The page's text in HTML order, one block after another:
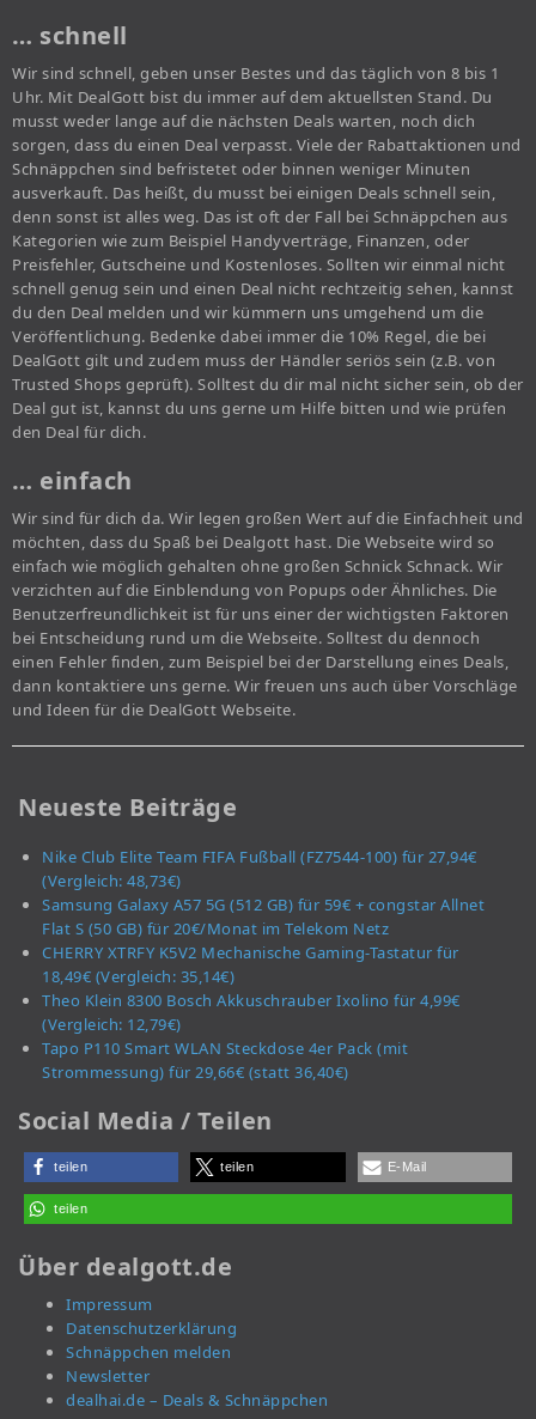
… schnell
Wir sind schnell, geben unser Bestes und das täglich von 8 bis 1
Uhr. Mit DealGott bist du immer auf dem aktuellsten Stand. Du
musst weder lange auf die nächsten Deals warten, noch dich
sorgen, dass du einen Deal verpasst. Viele der Rabattaktionen und
Schnäppchen sind befristetet oder binnen weniger Minuten
ausverkauft. Das heißt, du musst bei einigen Deals schnell sein,
denn sonst ist alles weg. Das ist oft der Fall bei Schnäppchen aus
Kategorien wie zum Beispiel Handyverträge, Finanzen, oder
Preisfehler, Gutscheine und Kostenloses. Sollten wir einmal nicht
schnell genug sein und einen Deal nicht rechtzeitig sehen, kannst
du den Deal melden und wir kümmern uns umgehend um die
Veröffentlichung. Bedenke dabei immer die 10% Regel, die bei
DealGott gilt und zudem muss der Händler seriös sein (z.B. von
Trusted Shops geprüft). Solltest du dir mal nicht sicher sein, ob der
Deal gut ist, kannst du uns gerne um Hilfe bitten und wie prüfen
den Deal für dich.
… einfach
Wir sind für dich da. Wir legen großen Wert auf die Einfachheit und
möchten, dass du Spaß bei Dealgott hast. Die Webseite wird so
einfach wie möglich gehalten ohne großen Schnick Schnack. Wir
verzichten auf die Einblendung von Popups oder Ähnliches. Die
Benutzerfreundlichkeit ist für uns einer der wichtigsten Faktoren
bei Entscheidung rund um die Webseite. Solltest du dennoch
einen Fehler finden, zum Beispiel bei der Darstellung eines Deals,
dann kontaktiere uns gerne. Wir freuen uns auch über Vorschläge
und Ideen für die DealGott Webseite.
Neueste Beiträge
Nike Club Elite Team FIFA Fußball (FZ7544-100) für 27,94€
(Vergleich: 48,73€)
Samsung Galaxy A57 5G (512 GB) für 59€ + congstar Allnet
Flat S (50 GB) für 20€/Monat im Telekom Netz
CHERRY XTRFY K5V2 Mechanische Gaming-Tastatur für
18,49€ (Vergleich: 35,14€)
Theo Klein 8300 Bosch Akkuschrauber Ixolino für 4,99€
(Vergleich: 12,79€)
Tapo P110 Smart WLAN Steckdose 4er Pack (mit
Strommessung) für 29,66€ (statt 36,40€)
Social Media / Teilen
teilen teilen E-Mail
teilen
Über dealgott.de
Impressum
Datenschutzerklärung
Schnäppchen melden
Newsletter
dealhai.de – Deals & Schnäppchen